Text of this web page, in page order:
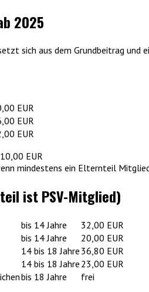
2025
sich aus dem Grundbeitrag und
EUR
EUR
EUR
EUR
mindestens ein Elternteil
ist PSV-Mitglied)
bis 14 Jahre
32,00 EUR
bis 14 Jahre
20,00 EUR
14 bis 18 Jahre 36,80 EUR
14 bis 18 Jahre 23,00 EUR
bis 18 Jahre frei